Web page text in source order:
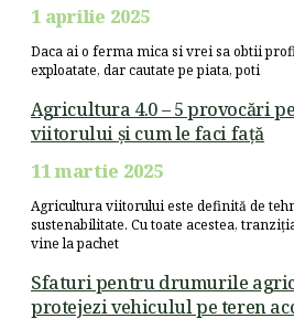
1 aprilie 2025
Daca ai o ferma mica si vrei sa obtii
exploatate, dar cautate pe piata, poti
Agricultura 4.0 – 5 provocări
viitorului și cum le faci față
11 martie 2025
Agricultura viitorului este definită de
sustenabilitate. Cu toate acestea,
vine la pachet
Sfaturi pentru drumurile
protejezi vehiculul pe teren